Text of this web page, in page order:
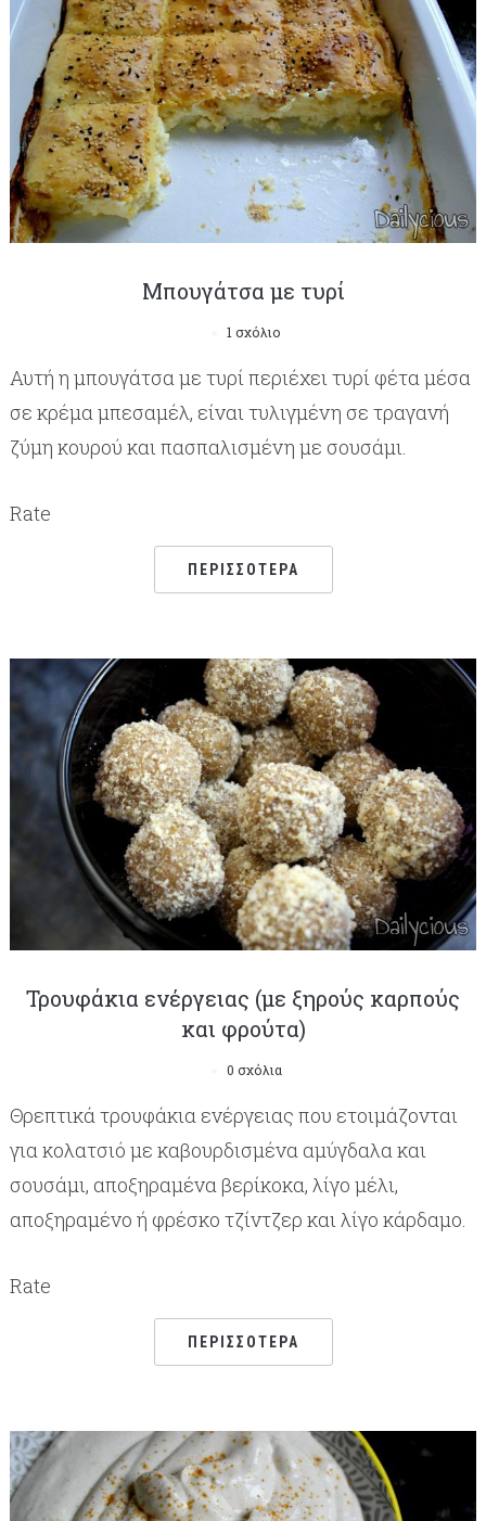
Μπουγάτσα με τυρί
1 σχόλιο
Αυτή η μπουγάτσα με τυρί περιέχει τυρί φέτα μέσα
σε κρέμα μπεσαμέλ, είναι τυλιγμένη σε τραγανή
ζύμη κουρού και πασπαλισμένη με σουσάμι.
Rate
ΠΕΡΙΣΣΌΤΕΡΑ
Τρουφάκια ενέργειας (με ξηρούς καρπούς
και φρούτα)
0 σχόλια
Θρεπτικά τρουφάκια ενέργειας που ετοιμάζονται
για κολατσιό με καβουρδισμένα αμύγδαλα και
σουσάμι, αποξηραμένα βερίκοκα, λίγο μέλι,
αποξηραμένο ή φρέσκο τζίντζερ και λίγο κάρδαμο.
Rate
ΠΕΡΙΣΣΌΤΕΡΑ